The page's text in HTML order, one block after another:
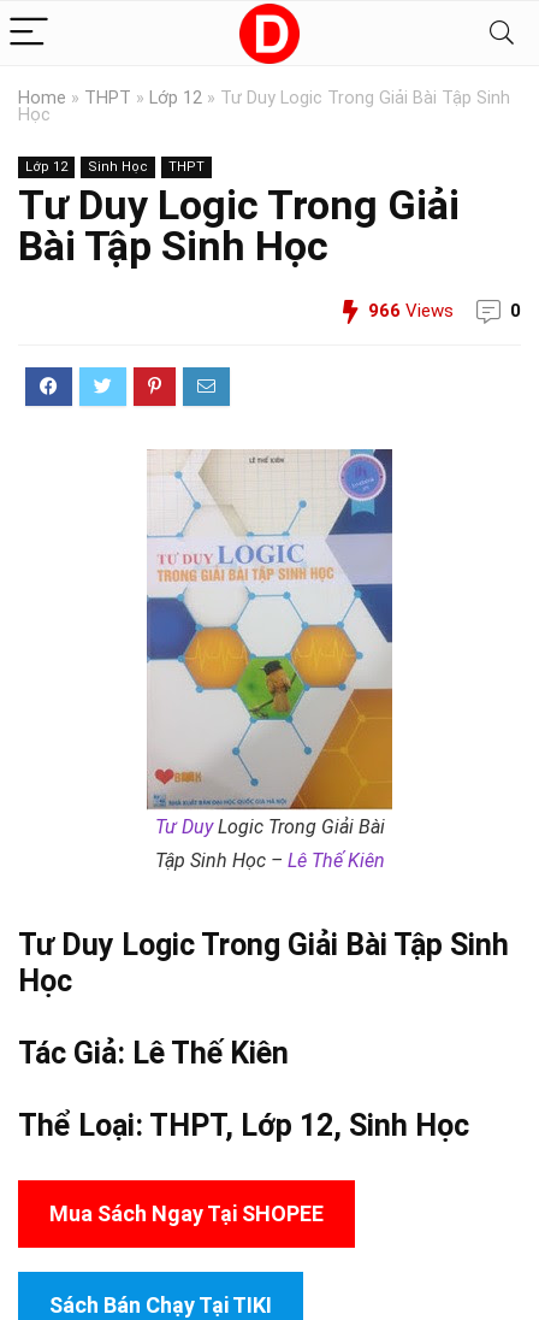
Home » THPT » Lớp 12 » Tư Duy Logic Trong Giải Bài Tập Sinh
Học
Lớp 12 Sinh Học THPT
Tư Duy Logic Trong Giải
Bài Tập Sinh Học
966 Views 0
Tư DuyLogic Trong Giải Bài
Tập Sinh Học – Lê Thế Kiên
Tư Duy Logic Trong Giải Bài Tập Sinh
Học
Tác Giả: Lê Thế Kiên
Thể Loại: THPT, Lớp 12, Sinh Học
Mua Sách Ngay Tại SHOPEE
Sách Bán Chạy Tại TIKI